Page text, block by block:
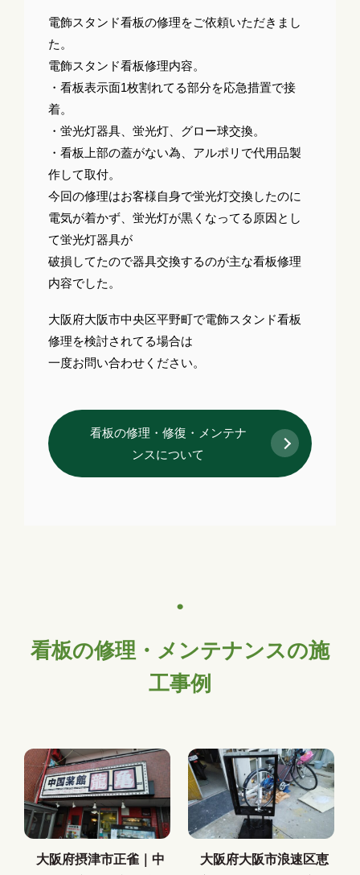
電飾スタンド看板の修理をご依頼いただきまし
た。
電飾スタンド看板修理内容。
・看板表示面1枚割れてる部分を応急措置で接
着。
・蛍光灯器具、蛍光灯、グロー球交換。
・看板上部の蓋がない為、アルポリで代用品製
作して取付。
今回の修理はお客様自身で蛍光灯交換したのに
電気が着かず、蛍光灯が黒くなってる原因とし
て蛍光灯器具が
破損してたので器具交換するのが主な看板修理
内容でした。
大阪府大阪市中央区平野町で電飾スタンド看板
修理を検討されてる場合は
一度お問い合わせください。
看板の修理・修復・メンテナ
ンスについて
看板の修理・メンテナンスの施
工事例
大阪府摂津市正雀｜中 大阪府大阪市浪速区恵